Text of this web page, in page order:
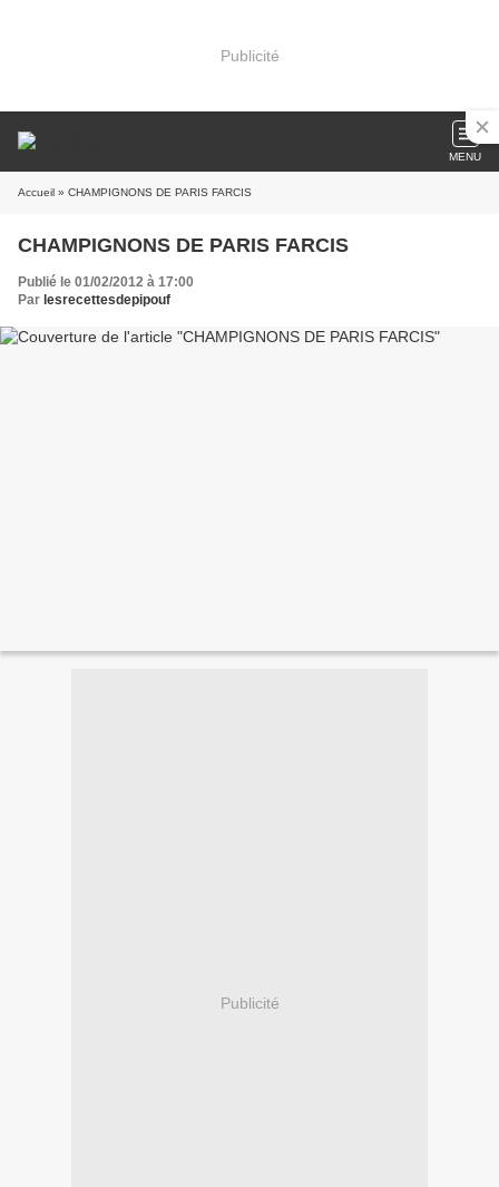
Publicité
MENU
Accueil » CHAMPIGNONS DE PARIS FARCIS
CHAMPIGNONS DE PARIS FARCIS
Publié le 01/02/2012 à 17:00
Par lesrecettesdepipouf
Publicité